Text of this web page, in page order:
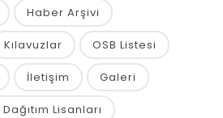
Haber Arşivi
Kılavuzlar OSB Listesi
İletişim Galeri
Lisanları